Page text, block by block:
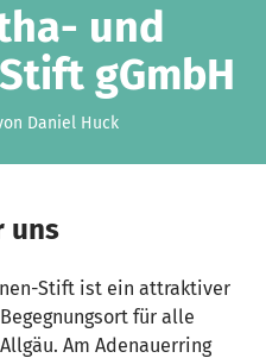
und
gGmbH
Daniel Huck
uns
Stift ist ein attraktiver
für alle
Am Adenauerring